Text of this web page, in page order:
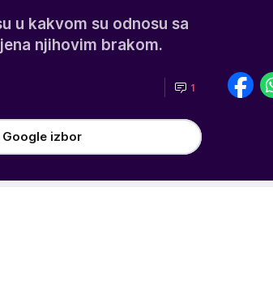
u kakvom su odnosu sa
njihovim brakom.
1
Google izbor